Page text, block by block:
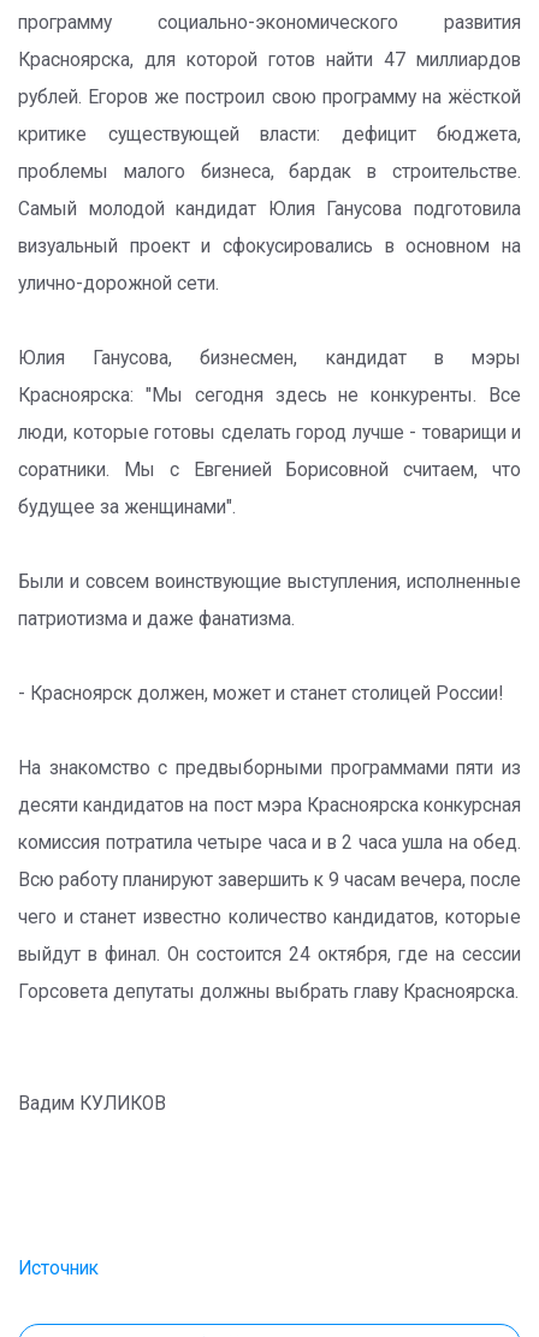
программу социально-экономического развития
Красноярска, для которой готов найти 47 миллиардов
рублей. Егоров же построил свою программу на жёсткой
критике существующей власти: дефицит бюджета,
проблемы малого бизнеса, бардак в строительстве.
Самый молодой кандидат Юлия Ганусова подготовила
визуальный проект и сфокусировались в основном на
улично-дорожной сети.
Юлия Ганусова, бизнесмен, кандидат в мэры
Красноярска: "Мы сегодня здесь не конкуренты. Все
люди, которые готовы сделать город лучше - товарищи и
соратники. Мы с Евгенией Борисовной считаем, что
будущее за женщинами".
Были и совсем воинствующие выступления, исполненные
патриотизма и даже фанатизма.
- Красноярск должен, может и станет столицей России!
На знакомство с предвыборными программами пяти из
десяти кандидатов на пост мэра Красноярска конкурсная
комиссия потратила четыре часа и в 2 часа ушла на обед.
Всю работу планируют завершить к 9 часам вечера, после
чего и станет известно количество кандидатов, которые
выйдут в финал. Он состоится 24 октября, где на сессии
Горсовета депутаты должны выбрать главу Красноярска.
Вадим КУЛИКОВ
Источник